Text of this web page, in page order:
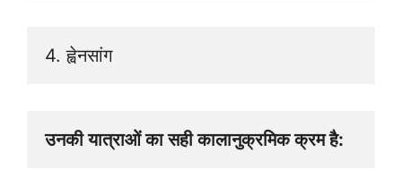
4. ह्वेनसांग
उनकी यात्राओं का सही कालानुक्रमिक क्रम है: